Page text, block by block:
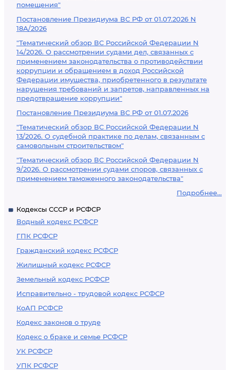
помещения"
Постановление Президиума ВС РФ от 01.07.2026 N
18А/2026
"Тематический обзор ВС Российской Федерации N
14/2026. О рассмотрении судами дел, связанных с
применением законодательства о противодействии
коррупции и обращением в доход Российской
Федерации имущества, приобретенного в результате
нарушения требований и запретов, направленных на
предотвращение коррупции"
Постановление Президиума ВС РФ от 01.07.2026
"Тематический обзор ВС Российской Федерации N
13/2026. О судебной практике по делам, связанным с
самовольным строительством"
"Тематический обзор ВС Российской Федерации N
9/2026. О рассмотрении судами споров, связанных с
применением таможенного законодательства"
Подробнее...
Кодексы СССР и РСФСР
Водный кодекс РСФСР
ГПК РСФСР
Гражданский кодекс РСФСР
Жилищный кодекс РСФСР
Земельный кодекс РСФСР
Исправительно - трудовой кодекс РСФСР
КоАП РСФСР
Кодекс законов о труде
Кодекс о браке и семье РСФСР
УК РСФСР
УПК РСФСР